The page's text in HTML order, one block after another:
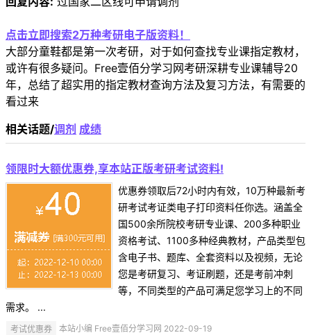
点击立即搜索2万种考研电子版资料！
大部分童鞋都是第一次考研，对于如何查找专业课指定教材，
或许有很多疑问。Free壹佰分学习网考研深耕专业课辅导20
年，总结了超实用的指定教材查询方法及复习方法，有需要的
看过来
相关话题/调剂 成绩
领限时大额优惠券,享本站正版考研考试资料!
优惠券领取后72小时内有效，10万种最新考
研考试考证类电子打印资料任你选。涵盖全
国500余所院校考研专业课、200多种职业
资格考试、1100多种经典教材，产品类型包
含电子书、题库、全套资料以及视频，无论
您是考研复习、考证刷题，还是考前冲刺
等，不同类型的产品可满足您学习上的不同
需求。 ...
考试优惠券 本站小编 Free壹佰分学习网 2022-09-19